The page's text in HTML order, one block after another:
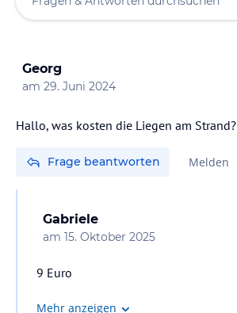
Georg
am 29. Juni 2024
Hallo, was kosten die Liegen am Strand?
Frage beantworten Melden
Gabriele
am 15. Oktober 2025
9 Euro
Mehr anzeigen